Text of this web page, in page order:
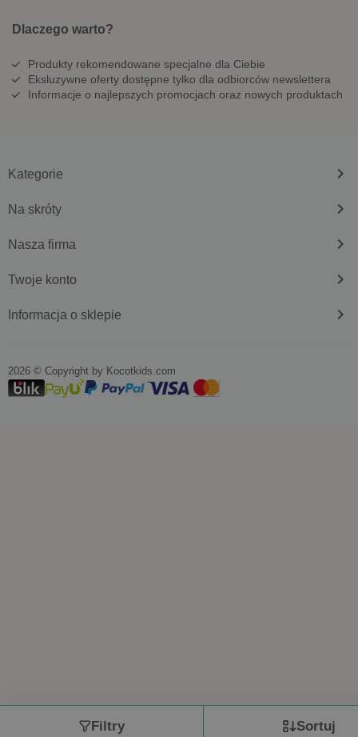
Dlaczego warto?
Produkty rekomendowane specjalne dla Ciebie
Eksluzywne oferty dostępne tylko dla odbiorców newslettera
Informacje o najlepszych promocjach oraz nowych produktach
Kategorie keyboard_arrow_right
Na skróty keyboard_arrow_right
Nasza firma keyboard_arrow_right
Twoje konto keyboard_arrow_right
Informacja o sklepie keyboard_arrow_right
2026 © Copyright by kocotkids.com
Filtry Sortuj